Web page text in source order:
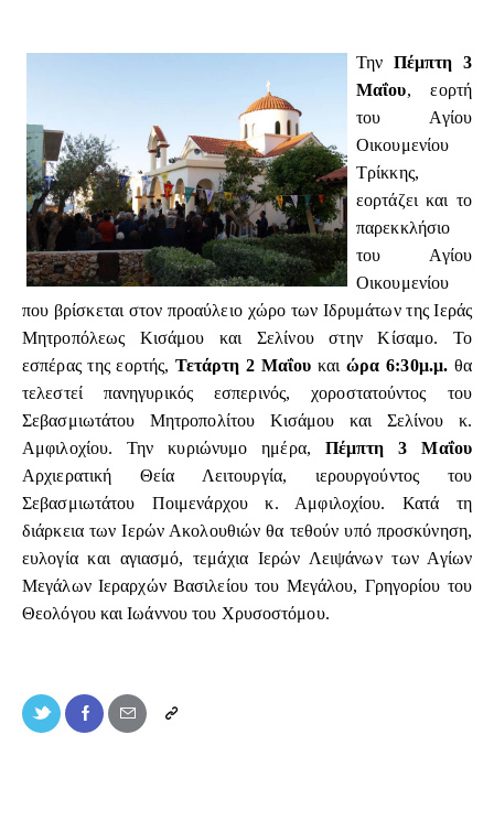
Την Πέμπτη 3
Μαΐου, εορτή
του Αγίου
Οικουμενίου
Τρίκκης,
εορτάζει και το
παρεκκλήσιο
του Αγίου
Οικουμενίου
που βρίσκεται στον προαύλειο χώρο των Ιδρυμάτων της Ιεράς
Μητροπόλεως Κισάμου και Σελίνου στην Κίσαμο. Το
εσπέρας της εορτής, Τετάρτη 2 Μαΐου καιώρα 6:30μ.μ. θα
τελεστεί πανηγυρικός εσπερινός, χοροστατούντος του
Σεβασμιωτάτου Μητροπολίτου Κισάμου και Σελίνου κ.
Αμφιλοχίου. Την κυριώνυμο ημέρα, Πέμπτη 3 Μαΐου
Αρχιερατική Θεία Λειτουργία, ιερουργούντος του
Σεβασμιωτάτου Ποιμενάρχου κ. Αμφιλοχίου. Κατά τη
διάρκεια των Ιερών Ακολουθιών θα τεθούν υπό προσκύνηση,
ευλογία και αγιασμό, τεμάχια Ιερών Λειψάνων των Αγίων
Μεγάλων Ιεραρχών Βασιλείου του Μεγάλου, Γρηγορίου του
Θεολόγου και Ιωάννου του Χρυσοστόμου.